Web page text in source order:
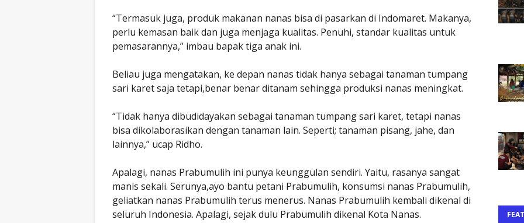
“Termasuk juga, produk makanan nanas bisa di pasarkan di Indomaret. Makanya,
perlu kemasan baik dan juga menjaga kualitas. Penuhi, standar kualitas untuk
pemasarannya,” imbau bapak tiga anak ini.
Beliau juga mengatakan, ke depan nanas tidak hanya sebagai tanaman tumpang
sari karet saja tetapi,benar benar ditanam sehingga produksi nanas meningkat.
“Tidak hanya dibudidayakan sebagai tanaman tumpang sari karet, tetapi nanas
bisa dikolaborasikan dengan tanaman lain. Seperti; tanaman pisang, jahe, dan
lainnya,” ucap Ridho.
Apalagi, nanas Prabumulih ini punya keunggulan sendiri. Yaitu, rasanya sangat
manis sekali. Serunya,ayo bantu petani Prabumulih, konsumsi nanas Prabumulih,
geliatkan nanas Prabumulih terus menerus. Nanas Prabumulih kembali dikenal di
seluruh Indonesia. Apalagi, sejak dulu Prabumulih dikenal Kota Nanas.